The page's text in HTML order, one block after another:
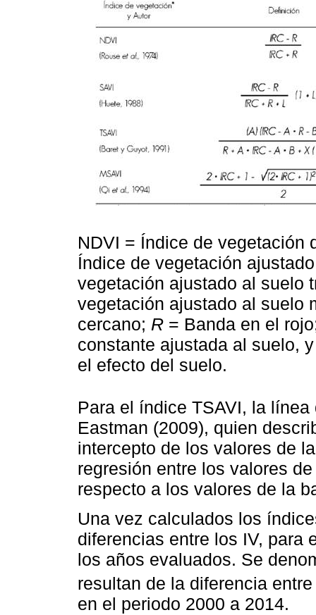
NDVI = Índice de vegetación
Índice de vegetación
vegetación ajustado al suelo
vegetación ajustado al suelo
cercano; R = Banda en el
constante ajustada al suelo,
el efecto del suelo.
Para el índice TSAVI, la
Eastman (2009), quien
intercepto de los valores de
regresión entre los valores
respecto a los valores de la
Una vez calculados los
diferencias entre los IV,
los años evaluados. Se
resultan de la diferencia
en el periodo 2000 a 2014.